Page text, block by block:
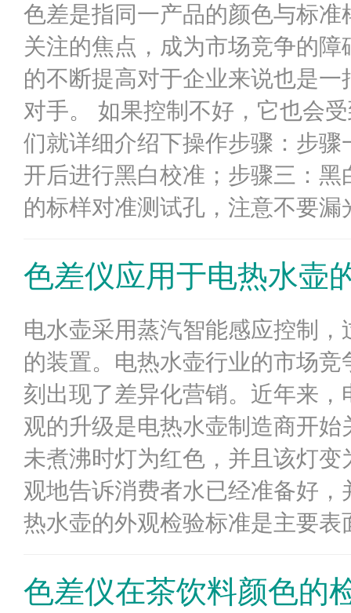
色差是指同一产品的颜色与标
关注的焦点，成为市场竞争的
的不断提高对于企业来说也是
对手。 如果控制不好，它也会
们就详细介绍下操作步骤：步
开后进行黑白校准；步骤三：黑
的标样对准测试孔，注意不要漏
色差仪应用于电热水壶
电水壶采用蒸汽智能感应控制
的装置。电热水壶行业的市场
刻出现了差异化营销。近年来
观的升级是电热水壶制造商开
未煮沸时灯为红色，并且该灯
观地告诉消费者水已经准备好
热水壶的外观检验标准是主要表
色差仪在茶饮料颜色的